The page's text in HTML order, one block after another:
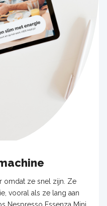
omdat ze snel zijn. Ze
vooral als ze lang aan
Nespresso Essenza Mini